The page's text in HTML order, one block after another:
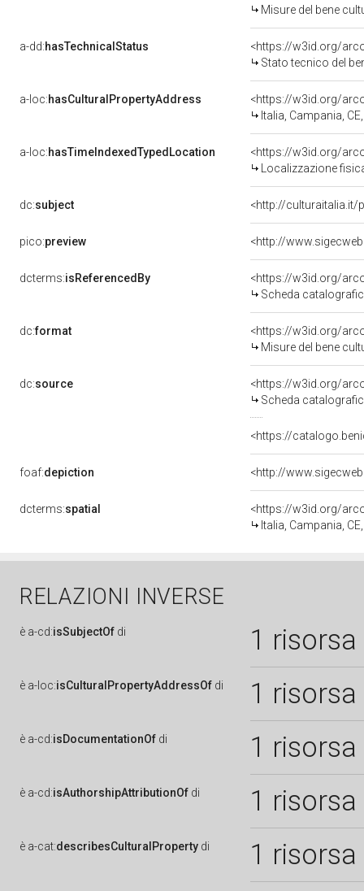
Misure del bene
a-dd:hasTechnicalStatus
<https://w3id.org/
Stato tecnico del
a-loc:hasCulturalPropertyAddress
<https://w3id.org/
Italia, Campania,
a-loc:hasTimeIndexedTypedLocation
<https://w3id.org/
Localizzazione
dc:subject <http://culturaitalia.it/
pico:preview
dcterms:isReferencedBy
<https://w3id.org/
Scheda
dc:format
<https://w3id.org/
Misure del bene
dc:source
<https://w3id.org/
Scheda
<https://
foaf:depiction
dcterms:spatial
<https://w3id.org/
Italia, Campania,
RELAZIONI INVERSE
è a-cd:isSubjectOf di 1 risorsa
è a-loc:isCulturalPropertyAddressOf di 1 risorsa
è a-cd:isDocumentationOf di 1 risorsa
è a-cd:isAuthorshipAttributionOf di 1 risorsa
è a-cat:describesCulturalProperty di 1 risorsa